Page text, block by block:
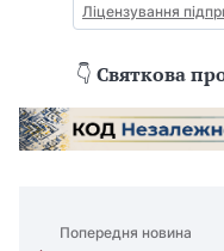
Ліцензування
👇 Святкова
Попередня новина